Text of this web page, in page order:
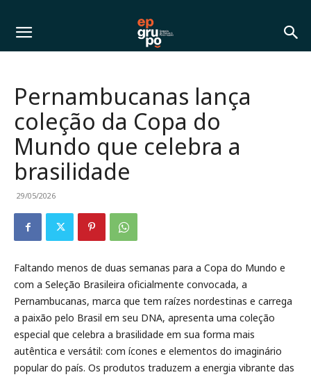
Pernambucanas lança
coleção da Copa do
Mundo que celebra a
brasilidade
29/05/2026
Faltando menos de duas semanas para a Copa do Mundo e
com a Seleção Brasileira oficialmente convocada, a
Pernambucanas, marca que tem raízes nordestinas e carrega
a paixão pelo Brasil em seu DNA, apresenta uma coleção
especial que celebra a brasilidade em sua forma mais
autêntica e versátil: com ícones e elementos do imaginário
popular do país. Os produtos traduzem a energia vibrante das